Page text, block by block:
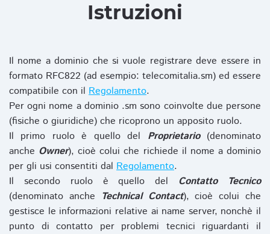
Istruzioni
Il nome a dominio che si vuole registrare deve essere in
formato RFC822 (ad esempio: telecomitalia.sm) ed essere
compatibile con il Regolamento.
Per ogni nome a dominio .sm sono coinvolte due persone
(fisiche o giuridiche) che ricoprono un apposito ruolo.
Il primo ruolo è quello del Proprietario(denominato
anche Owner), cioè colui che richiede il nome a dominio
per gli usi consentiti dal Regolamento.
Il secondo ruolo è quello del Contatto Tecnico
(denominato anche Technical Contact), cioè colui che
gestisce le informazioni relative ai name server, nonchè il
punto di contatto per problemi tecnici riguardanti il